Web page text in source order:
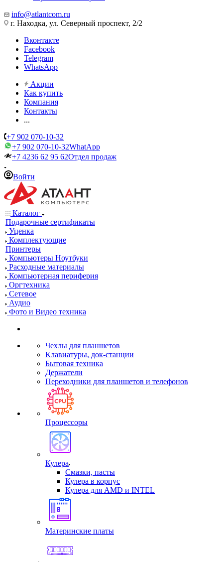
info@atlantcom.ru
г. Находка, ул. Северный проспект, 2/2
Вконтакте
Facebook
Telegram
WhatsApp
Акции
Как купить
Компания
Контакты
...
+7 902 070-10-32
+7 902 070-10-32WhatApp
+7 4236 62 95 62Отдел продаж
Войти
Каталог
Подарочные сертификаты
Уценка
Комплектующие
Принтеры
Компьютеры Ноутбуки
Расходные материалы
Компьютерная периферия
Оргтехника
Сетевое
Аудио
Фото и Видео техника
Чехлы для планшетов
Клавиатуры, док-станции
Бытовая техника
Держатели
Переходники для планшетов и телефонов
Процессоры
Кулера
Смазки, пасты
Кулера в корпус
Кулера для AMD и INTEL
Материнские платы